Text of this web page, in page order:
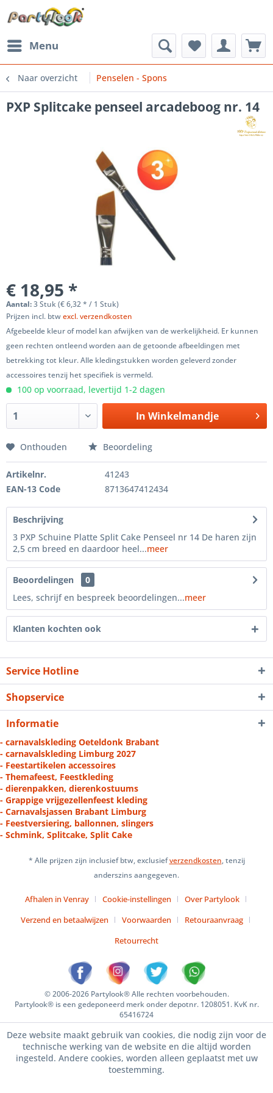
Menu
Naar overzicht Penselen - Spons
PXP Splitcake penseel arcadeboog nr. 14
€ 18,95 *
Aantal:3 Stuk (€ 6,32 * / 1 Stuk)
Prijzen incl. btwexcl. verzendkosten
Afgebeelde kleur of model kan afwijken van de werkelijkheid. Er kunnen
geen rechten ontleend worden aan de getoonde afbeeldingen met
betrekking tot kleur. Alle kledingstukken worden geleverd zonder
accessoires tenzij het specifiek is vermeld.
100 op voorraad, levertijd 1-2 dagen
In Winkelmandje
Onthouden Beoordeling
Artikelnr.
41243
EAN-13 Code
8713647412434
Beschrijving
3 PXP Schuine Platte Split Cake Penseel nr 14 De haren zijn
2,5 cm breed en daardoor heel...meer
Beoordelingen
0
Lees, schrijf en bespreek beoordelingen...meer
Klanten kochten ook
Service Hotline
Shopservice
Informatie
- carnavalskleding Oeteldonk Brabant
- carnavalskleding Limburg 2027
- Feestartikelen accessoires
- Themafeest, Feestkleding
- dierenpakken, dierenkostuums
- Grappige vrijgezellenfeest kleding
- Carnavalsjassen Brabant Limburg
- Feestversiering, ballonnen, slingers
- Schmink, Splitcake, Split Cake
* Alle prijzen zijn inclusief btw, exclusiefverzendkosten, tenzij
anderszins aangegeven.
Afhalen in Venray Cookie-instellingen
Over Partylook
Verzend en betaalwijzen
Voorwaarden
Retouraanvraag
Retourrecht
© 2006-2026 Partylook® Alle rechten voorbehouden.
Partylook® is een gedeponeerd merk onder depotnr. 1208051. KvK nr.
65416724
Deze website maakt gebruik van cookies, die nodig zijn voor de
technische werking van de website en die altijd worden
ingesteld. Andere cookies, worden alleen geplaatst met uw
toestemming.